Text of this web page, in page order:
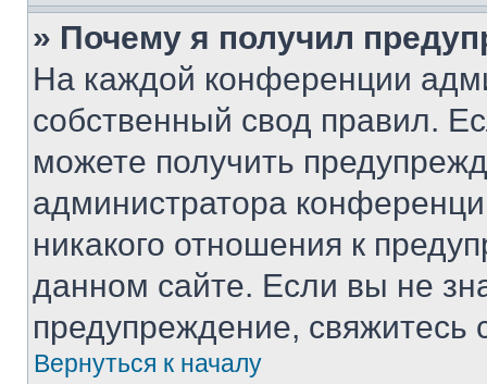
» Почему я получил
На каждой конференции
собственный свод правил.
можете получить
администратора
никакого отношения к
данном сайте. Если вы не
предупреждение,
Вернуться к началу